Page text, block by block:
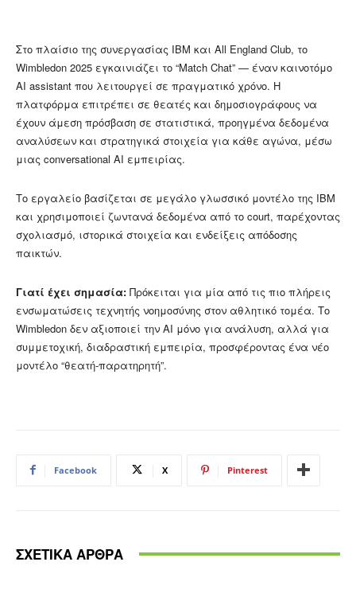
Στο πλαίσιο της συνεργασίας IBM και All England Club, το
Wimbledon 2025 εγκαινιάζει το “Match Chat” — έναν καινοτόμο
AI assistant που λειτουργεί σε πραγματικό χρόνο. Η
πλατφόρμα επιτρέπει σε θεατές και δημοσιογράφους να
έχουν άμεση πρόσβαση σε στατιστικά, προηγμένα δεδομένα
αναλύσεων και στρατηγικά στοιχεία για κάθε αγώνα, μέσω
μιας conversational AI εμπειρίας.
Το εργαλείο βασίζεται σε μεγάλο γλωσσικό μοντέλο της IBM
και χρησιμοποιεί ζωντανά δεδομένα από το court, παρέχοντας
σχολιασμό, ιστορικά στοιχεία και ενδείξεις απόδοσης
παικτών.
Γιατί έχει σημασία: Πρόκειται για μία από τις πιο πλήρεις
ενσωματώσεις τεχνητής νοημοσύνης στον αθλητικό τομέα. Το
Wimbledon δεν αξιοποιεί την AI μόνο για ανάλυση, αλλά για
συμμετοχική, διαδραστική εμπειρία, προσφέροντας ένα νέο
μοντέλο “θεατή‑παρατηρητή”.
Facebook X Pinterest
ΣΧΕΤΙΚΑ ΑΡΘΡΑ